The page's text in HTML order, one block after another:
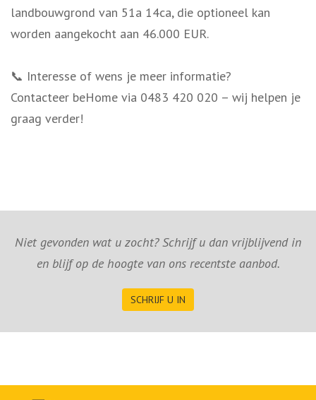
landbouwgrond van 51a 14ca, die optioneel kan
worden aangekocht aan 46.000 EUR.
📞 Interesse of wens je meer informatie?
Contacteer beHome via 0483 420 020 – wij helpen je
graag verder!
Niet gevonden wat u zocht? Schrijf u dan vrijblijvend in
en blijf op de hoogte van ons recentste aanbod.
SCHRIJF U IN